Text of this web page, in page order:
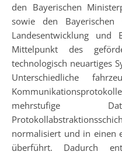
den Bayerischen
sowie den Bayerischen
Landesentwicklung und
Mittelpunkt des
technologisch neuartiges
Unterschiedliche
mehrstufige
normalisiert und in einen
überführt. Dadurch